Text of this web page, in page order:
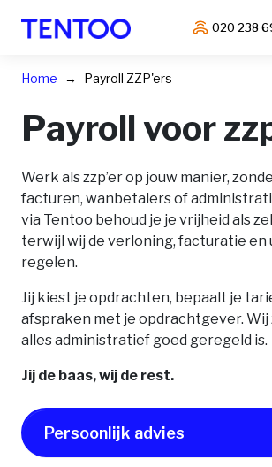
020 238
Home Payroll ZZP'ers
Payroll voor
Werk als zzp’er op jouw manier,
facturen, wanbetalers of
via Tentoo behoud je je vrijheid als
terwijl wij de verloning, facturatie
regelen.
Jij kiest je opdrachten, bepaalt je
afspraken met je opdrachtgever. Wij
alles administratief goed geregeld is.
Jij de baas, wij de rest.
Persoonlijk advies